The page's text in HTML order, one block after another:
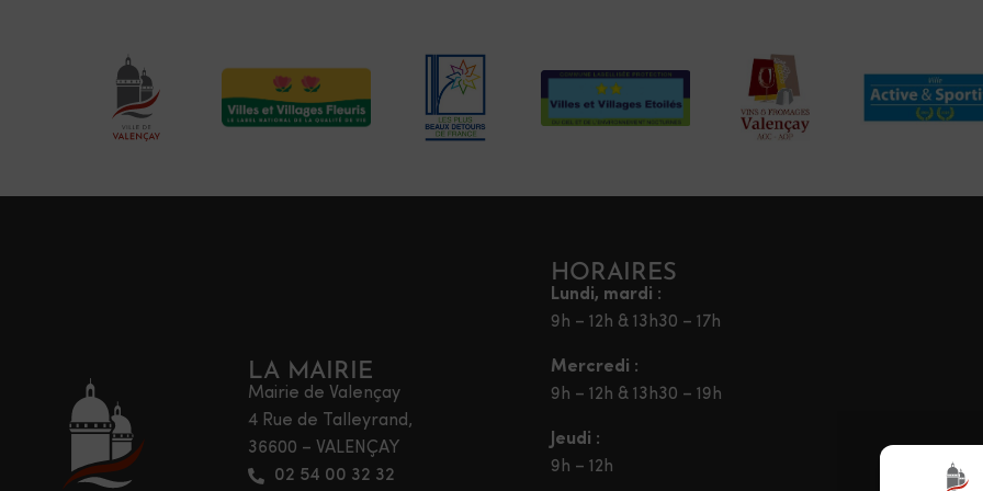
LA MAIRIE
Mairie de Valençay
4 Rue de Talleyrand,
36600 – VALENÇAY
02 54 00 32 32
HORAIRES
Lundi, mardi :
9h – 12h & 13h30 – 17h
Mercredi :
9h – 12h & 13h30 – 19h
Jeudi :
9h – 12h